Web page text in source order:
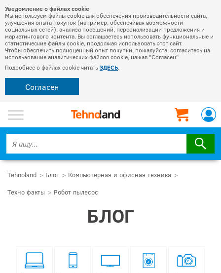
Уведомление о файлах cookie
Мы используем файлы cookie для обеспечения производительности сайта,
улучшения опыта покупок (например, обеспечивая возможности
социальных сетей), анализа посещений, персонализации предложения и
маркетингового контента. Вы соглашаетесь использовать функциональные и
статистические файлы cookie, продолжая использовать этот сайт.
Чтобы обеспечить полноценный опыт покупки, пожалуйста, согласитесь на
использование аналитических файлов cookie, нажав "Согласен"
Подробнее о файлах cookie читатьЗДЕСЬ.
Согласен
Tehnoland Блог
Компьютерная и офисная техника
Техно факты
Робот пылесос
БЛОГ